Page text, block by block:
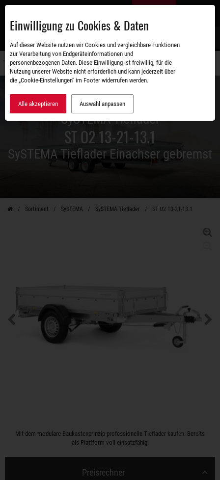
Zum
SySTEMA Tieflader
ST O2 13-21-13.1
SySTEMA Tieflader Einachser gebremst
Sortiment SySTEMA SySTEMA Tieflader ST O2 13-21-13.1
Mit dem modulare Baukastenprinzip professionelle Tieflader kaufen. Bereits
als Plattform voll einsatzfähig.
Preisrechner
Einwilligung zu Cookies & Daten
Auf dieser Website nutzen wir Cookies und vergleichbare Funktionen
zur Verarbeitung von Endgeräteinformationen und
personenbezogenen Daten. Diese Einwilligung ist freiwillig, für die
Nutzung unserer Website nicht erforderlich und kann jederzeit über
die „Cookie-Einstellungen“ im Footer widerrufen werden.
Alle akzeptieren Auswahl anpassen